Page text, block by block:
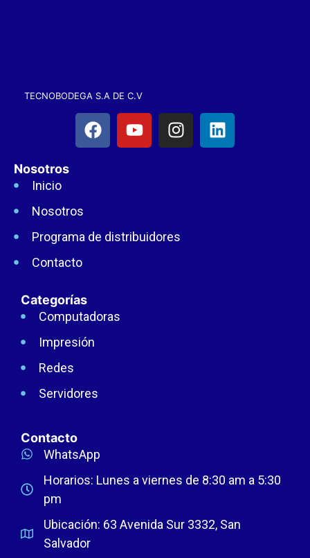
TECNOBODEGA S.A DE C.V
Nosotros
Inicio
Nosotros
Programa de distribuidores
Contacto
Categorías
Computadoras
Impresión
Redes
Servidores
Contacto
WhatsApp
Horarios: Lunes a viernes de 8:30 am a 5:30
pm
Ubicación: 63 Avenida Sur 3332, San
Salvador